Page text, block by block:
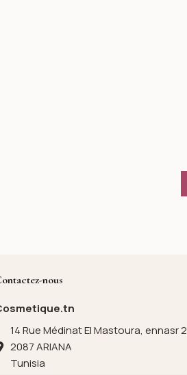
nous
14 Rue Médinat El Mastoura, ennasr 2
2087 ARIANA
Tunisia